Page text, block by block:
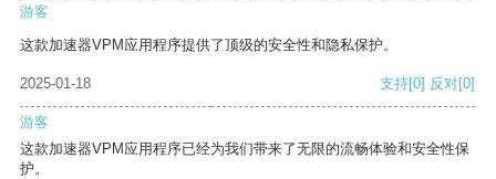
游客
这款加速器VPM应用程序提供了顶级的安全性和隐私保护。
2025-01-18 支持[0] 反对[0]
游客
这款加速器VPM应用程序已经为我们带来了无限的流畅体验和安全性保
护。